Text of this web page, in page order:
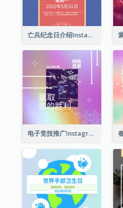
亡兵纪念日介绍Instagram帖子
电子竞技推广Instagram帖子